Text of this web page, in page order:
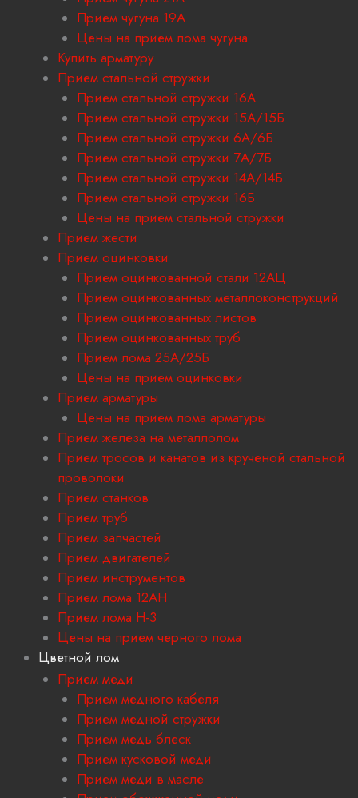
Прием чугуна 19А
Цены на прием лома чугуна
Купить арматуру
Прием стальной стружки
Прием стальной стружки 16А
Прием стальной стружки 15А/15Б
Прием стальной стружки 6А/6Б
Прием стальной стружки 7А/7Б
Прием стальной стружки 14А/14Б
Прием стальной стружки 16Б
Цены на прием стальной стружки
Прием жести
Прием оцинковки
Прием оцинкованной стали 12АЦ
Прием оцинкованных металлоконструкций
Прием оцинкованных листов
Прием оцинкованных труб
Прием лома 25А/25Б
Цены на прием оцинковки
Прием арматуры
Цены на прием лома арматуры
Прием железа на металлолом
Прием тросов и канатов из крученой стальной
проволоки
Прием станков
Прием труб
Прием запчастей
Прием двигателей
Прием инструментов
Прием лома 12АН
Прием лома H-3
Цены на прием черного лома
Цветной лом
Прием меди
Прием медного кабеля
Прием медной стружки
Прием медь блеск
Прием кусковой меди
Прием меди в масле